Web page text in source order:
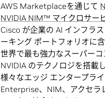
AWS Marketplaceを通じて
NVIDIA NIM™ マイクロサー
Cisco が企業の AI インフラ
ーキング ポートフォリオに
世界で最も強力なスーパー
NVIDIA のテクノロジを搭載
様々なエッジ エンタープラ
Enterprise、NIM、アクセラ